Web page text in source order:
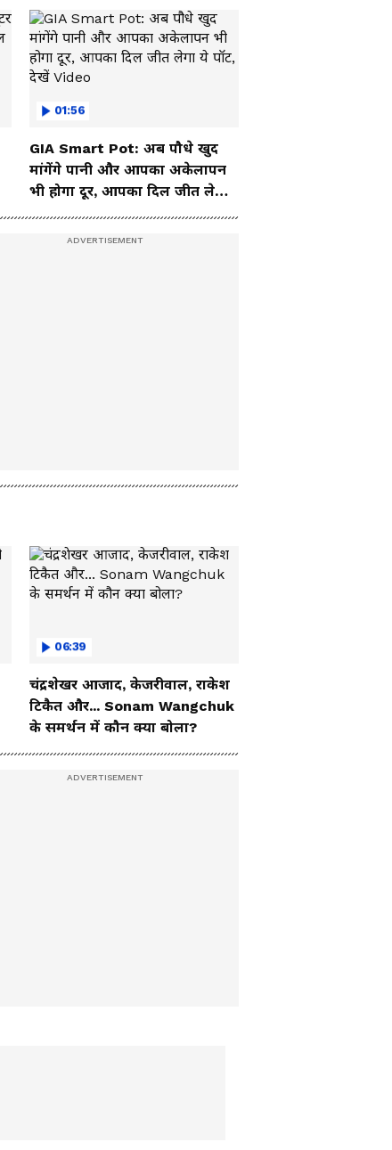
01:56
GIA Smart Pot: अब पौधे खुद
मांगेंगे पानी और आपका अकेलापन
भी होगा दूर, आपका दिल जीत लेगा
ये पॉट, देखें Video
06:39
चंद्रशेखर आजाद, केजरीवाल, राकेश
टिकैत और... Sonam Wangchuk
के समर्थन में कौन क्या बोला?